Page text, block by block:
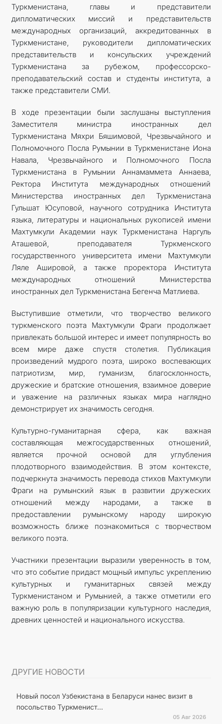
Туркменистана, главы и представители
дипломатических миссий и представительств
международных организаций, аккредитованных в
Туркменистане, руководители дипломатических
представительств и консульских учреждений
Туркменистана за рубежом, профессорско-
преподавательский состав и студенты института, а
также представители СМИ.
В ходе презентации были заслушаны выступления
Заместителя министра иностранных дел
Туркменистана Мяхри Бяшимовой, Чрезвычайного и
Полномочного Посла Румынии в Туркменистане Иона
Навала, Чрезвычайного и Полномочного Посла
Туркменистана в Румынии Аннамаммета Аннаева,
Ректора Института международных отношений
Министерства иностранных дел Туркменистана
Гульшат Юсуповой, научного сотрудника Института
языка, литературы и национальных рукописей имени
Махтумкули Академии наук Туркменистана Наргуль
Аташевой, преподавателя Туркменского
государственного университета имени Махтумкули
Ляле Ашировой, а также проректора Института
международных отношений Министерства
иностранных дел Туркменистана Бегенча Матлиева.
Выступившие отметили, что творчество великого
туркменского поэта Махтумкули Фраги продолжает
привлекать большой интерес и имеет популярность во
всем мире даже спустя столетия. Публикация
произведений мудрого поэта, широко воспевающих
патриотизм, мир, гуманизм, благосклонность,
дружеские и братские отношения, взаимное доверие
и уважение на различных языках мира наглядно
демонстрирует их значимость сегодня.
Культурно-гуманитарная сфера, как важная
составляющая межгосударственных отношений,
является прочной основой для углубления
плодотворного взаимодействия. В этом контексте,
подчеркнута значимость перевода стихов Махтумкули
Фраги на румынский язык в развитии дружеских
отношений между народами, а также в
предоставлении румынскому народу широкую
возможность ближе познакомиться с творчеством
великого поэта.
Участники презентации выразили уверенность в том,
что это событие придаст мощный импульс укреплению
культурных и гуманитарных связей между
Туркменистаном и Румынией, а также отметили его
важную роль в популяризации культурного наследия,
древних ценностей и национального искусства.
ДРУГИЕ НОВОСТИ
Новый посол Узбекистана в Беларуси нанес визит в
посольство Туркменист...
05 Авг 2026